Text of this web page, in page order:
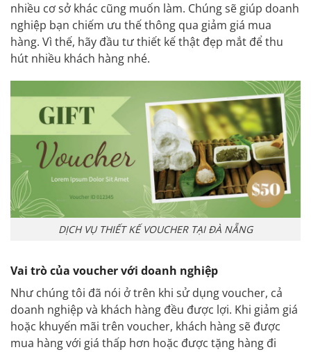
nhiều cơ sở khác cũng muốn làm. Chúng sẽ giúp doanh
nghiệp bạn chiếm ưu thế thông qua giảm giá mua
hàng. Vì thế, hãy đầu tư thiết kế thật đẹp mắt để thu
hút nhiều khách hàng nhé.
DỊCH VỤ THIẾT KẾ VOUCHER TẠI ĐÀ NẴNG
Vai trò của voucher với doanh nghiệp
Như chúng tôi đã nói ở trên khi sử dụng voucher, cả
doanh nghiệp và khách hàng đều được lợi. Khi giảm giá
hoặc khuyến mãi trên voucher, khách hàng sẽ được
mua hàng với giá thấp hơn hoặc được tặng hàng đi